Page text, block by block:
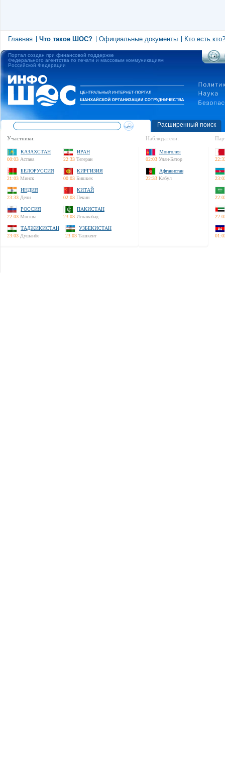
Главная Что такое ШОС? Официальные документы Кто есть кто?
Портал создан при финансовой поддержке
Федерального агентства по печати и массовым коммуникациям
Российской Федерации
Расширенный поиск
Участники:
КАЗАХСТАН
00:03 Астана
ИРАН
22:33 Тегеран
БЕЛОРУССИЯ
21:03 Минск
КИРГИЗИЯ
00:03 Бишкек
ИНДИЯ
23:33 Дели
КИТАЙ
02:03 Пекин
РОССИЯ
22:03 Москва
ПАКИСТАН
23:03 Исламабад
ТАДЖИКИСТАН
23:03 Душанбе
УЗБЕКИСТАН
23:03 Ташкент
Наблюдатели:
Монголия
02:03 Улан-Батор
Афганистан
22:33 Кабул